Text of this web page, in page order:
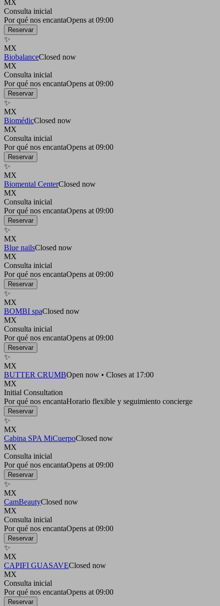
MX
Consulta inicial
Por qué nos encantaOpens at 09:00
Reservar
✨
MX
BiobalanceClosed now
MX
Consulta inicial
Por qué nos encantaOpens at 09:00
Reservar
✨
MX
BiomédicClosed now
MX
Consulta inicial
Por qué nos encantaOpens at 09:00
Reservar
✨
MX
Biomental CenterClosed now
MX
Consulta inicial
Por qué nos encantaOpens at 09:00
Reservar
✨
MX
Blue nailsClosed now
MX
Consulta inicial
Por qué nos encantaOpens at 09:00
Reservar
✨
MX
BOMBI spaClosed now
MX
Consulta inicial
Por qué nos encantaOpens at 09:00
Reservar
✨
MX
BUTTER CRUMBOpen now • Closes at 17:00
MX
Initial Consultation
Por qué nos encantaHorario flexible y seguimiento concierge
Reservar
✨
MX
Cabina SPA MiCuerpoClosed now
MX
Consulta inicial
Por qué nos encantaOpens at 09:00
Reservar
✨
MX
CamBeautyClosed now
MX
Consulta inicial
Por qué nos encantaOpens at 09:00
Reservar
✨
MX
CAPIFI GUASAVEClosed now
MX
Consulta inicial
Por qué nos encantaOpens at 09:00
Reservar